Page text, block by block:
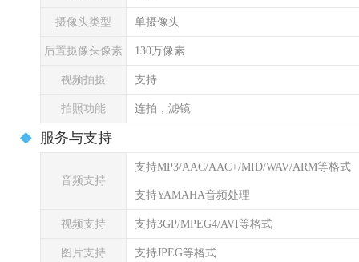
摄像头类型 单摄像头
后置摄像头像素 130万像素
视频拍摄 支持
拍照功能 连拍，滤镜
服务与支持
音频支持
支持MP3/AAC/AAC+/MID/WAV/ARM等格式
支持YAMAHA音频处理
视频支持 支持3GP/MPEG4/AVI等格式
图片支持 支持JPEG等格式